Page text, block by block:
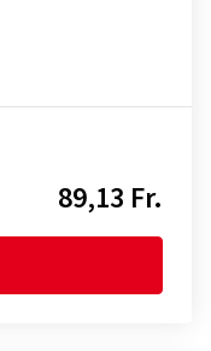
89,13 Fr.